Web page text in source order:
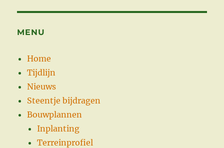
MENU
Home
Tijdlijn
Nieuws
Steentje bijdragen
Bouwplannen
Inplanting
Terreinprofiel